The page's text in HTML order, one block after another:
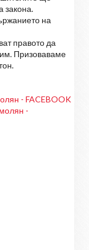
закона.
на
правото да
им. Призоваваме
- FACEBOOK
-